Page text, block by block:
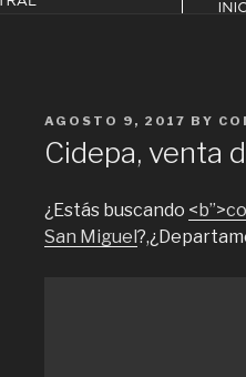
POSTED
AGOSTO 9, 2017 BY
Cidepa, venta
¿Estás buscando
San Miguel